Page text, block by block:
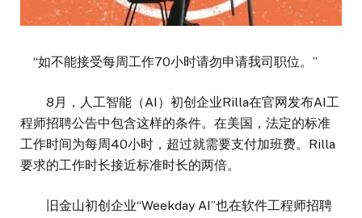
“如不能接受每周工作70小时请勿申请我司职位。”
8月，人工智能（AI）初创企业Rilla在官网发布AI工
程师招聘公告中包含这样的条件。在美国，法定的标准
工作时间为每周40小时，超过就需要支付加班费。Rilla
要求的工作时长接近标准时长的两倍。
旧金山初创企业“Weekday AI”也在软件工程师招聘